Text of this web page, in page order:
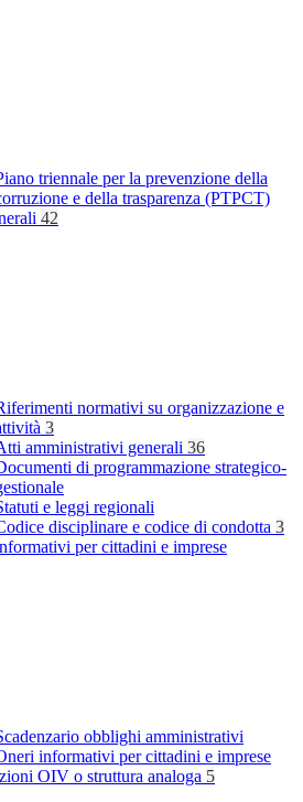
triennale per la prevenzione della
e della trasparenza (PTPCT)
42
normativi su organizzazione e
3
amministrativi generali 36
di programmazione strategico-
e leggi regionali
disciplinare e codice di condotta 3
per cittadini e imprese
obblighi amministrativi
informativi per cittadini e imprese
OIV o struttura analoga 5